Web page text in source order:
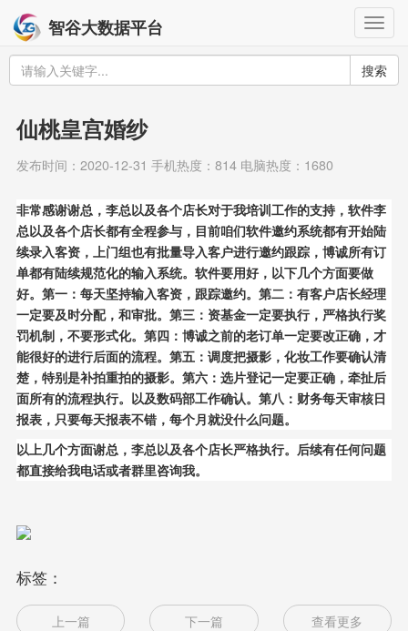
智谷大数据平台
搜索
仙桃皇宫婚纱
发布时间：2020-12-31 手机热度：814 电脑热度：1680
非常感谢谢总，李总以及各个店长对于我培训工作的支持，软件李
总以及各个店长都有全程参与，目前咱们软件邀约系统都有开始陆
续录入客资，上门组也有批量导入客户进行邀约跟踪，博诚所有订
单都有陆续规范化的输入系统。软件要用好，以下几个方面要做
好。第一：每天坚持输入客资，跟踪邀约。第二：有客户店长经理
一定要及时分配，和审批。第三：资基金一定要执行，严格执行奖
罚机制，不要形式化。第四：博诚之前的老订单一定要改正确，才
能很好的进行后面的流程。第五：调度把摄影，化妆工作要确认清
楚，特别是补拍重拍的摄影。第六：选片登记一定要正确，牵扯后
面所有的流程执行。以及数码部工作确认。第八：财务每天审核日
报表，只要每天报表不错，每个月就没什么问题。
以上几个方面谢总，李总以及各个店长严格执行。后续有任何问题
都直接给我电话或者群里咨询我。
标签：
上一篇 下一篇 查看更多